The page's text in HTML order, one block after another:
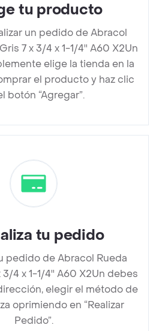
tu producto
un pedido de Abracol
7 x 3/4 x 1-1/4'' A60 X2Un
elige la tienda en la
el producto y haz clic
botón “Agregar”.
tu pedido
pedido de Abracol Rueda
3/4 x 1-1/4'' A60 X2Un debes
elegir el método de
oprimiendo en “Realizar
Pedido”.